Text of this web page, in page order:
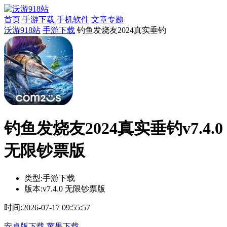
首页 手游下载 手机软件 文章专题
沃游918站 手游下载 钓鱼发烧友2024真实垂钓
钓鱼发烧友2024真实垂钓v7.4.0
无限钞票版
类型:手游下载
版本:v7.4.0 无限钞票版
时间:2026-07-17 09:55:57